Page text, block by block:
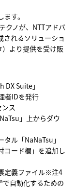
す。
クノが、NTTアドバ
されるソリューショ
より提供を受け販
Suite」
者IDを発行
ス
」上からダウ
ル「NaNaTsu」
コード欄」を追加し
定義ファイル※注4
で自動化するための